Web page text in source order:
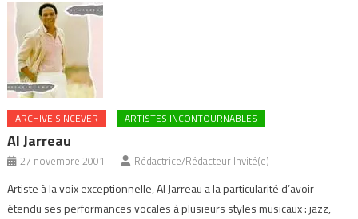
ARCHIVE SINCEVER ARTISTES INCONTOURNABLES
Al Jarreau
27 novembre 2001 Rédactrice/Rédacteur Invité(e)
Artiste à la voix exceptionnelle, Al Jarreau a la particularité d’avoir
étendu ses performances vocales à plusieurs styles musicaux : jazz,